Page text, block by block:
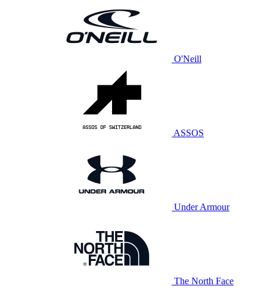
O'Neill
ASSOS
Under Armour
The North Face